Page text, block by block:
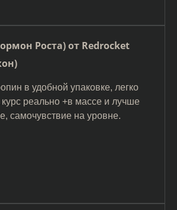
Роста) от Redrocket
в удобной упаковке, легко
реально +в массе и лучше
самочувствие на уровне.